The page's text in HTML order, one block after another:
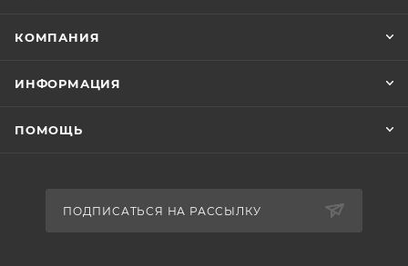
КОМПАНИЯ
ИНФОРМАЦИЯ
ПОМОЩЬ
ПОДПИСАТЬСЯ НА РАССЫЛКУ